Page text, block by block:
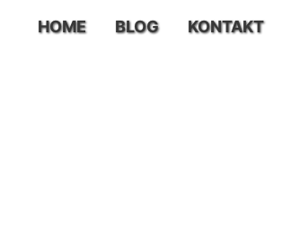
HOME BLOG KONTAKT